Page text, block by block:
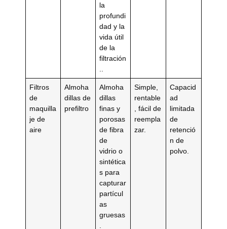
la
profundi
dad y la
vida útil
de la
filtración
Filtros
de
maquilla
je de
aire
Almoha
dillas de
prefiltro
Almoha
dillas
finas y
porosas
de fibra
de
vidrio o
sintética
s para
capturar
partícul
as
gruesas
Simple,
rentable
, fácil de
reempla
zar.
Capacid
ad
limitada
de
retenció
n de
polvo.